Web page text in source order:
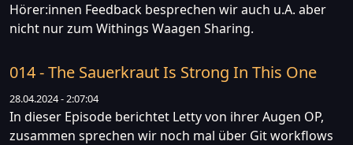
Hörer:innen Feedback besprechen wir auch u.A. aber
nicht nur zum Withings Waagen Sharing.
014 - The Sauerkraut Is Strong In This One
28.04.2024 - 2:07:04
In dieser Episode berichtet Letty von ihrer Augen OP,
zusammen sprechen wir noch mal über Git workflows